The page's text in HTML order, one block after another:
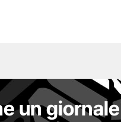
un giornale